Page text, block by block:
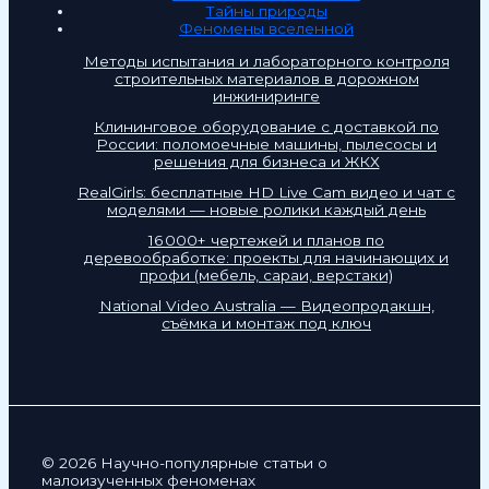
Тайны природы
Феномены вселенной
Методы испытания и лабораторного контроля
строительных материалов в дорожном
инжиниринге
Клининговое оборудование с доставкой по
России: поломоечные машины, пылесосы и
решения для бизнеса и ЖКХ
RealGirls: бесплатные HD Live Cam видео и чат с
моделями — новые ролики каждый день
16 000+ чертежей и планов по
деревообработке: проекты для начинающих и
профи (мебель, сараи, верстаки)
National Video Australia — Видеопродакшн,
съёмка и монтаж под ключ
© 2026 Научно-популярные статьи о
малоизученных феноменах